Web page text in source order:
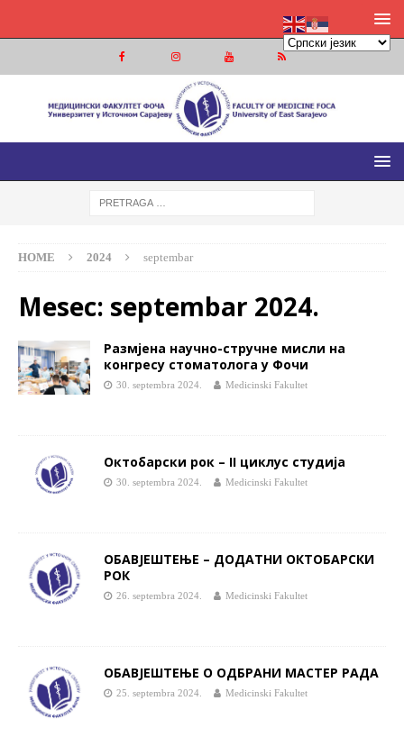
МЕДИЦИНСКИ ФАКУЛТЕТ ФОЧА
МЕДИЦИНСКИ ФАКУЛТЕТ УНИВЕРЗИТЕТА У ИСТОЧНОМ
HOME 2024 septembar
Mesec: septembar 2024.
Размјена научно-стручне мисли на
конгресу стоматолога у Фочи
30. septembra 2024. Medicinski Fakultet
Октобарски рок – II циклус студија
30. septembra 2024. Medicinski Fakultet
ОБАВЈЕШТЕЊЕ – ДОДАТНИ ОКТОБАРСКИ
РОК
26. septembra 2024. Medicinski Fakultet
ОБАВЈЕШТЕЊЕ О ОДБРАНИ МАСТЕР РАДА
25. septembra 2024. Medicinski Fakultet